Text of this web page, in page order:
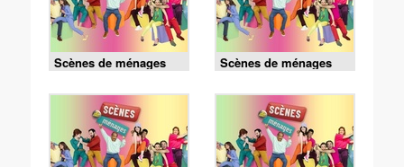
Scènes de ménages
20h35 09/08/26
Scènes de ménages
20h35 2/08/26